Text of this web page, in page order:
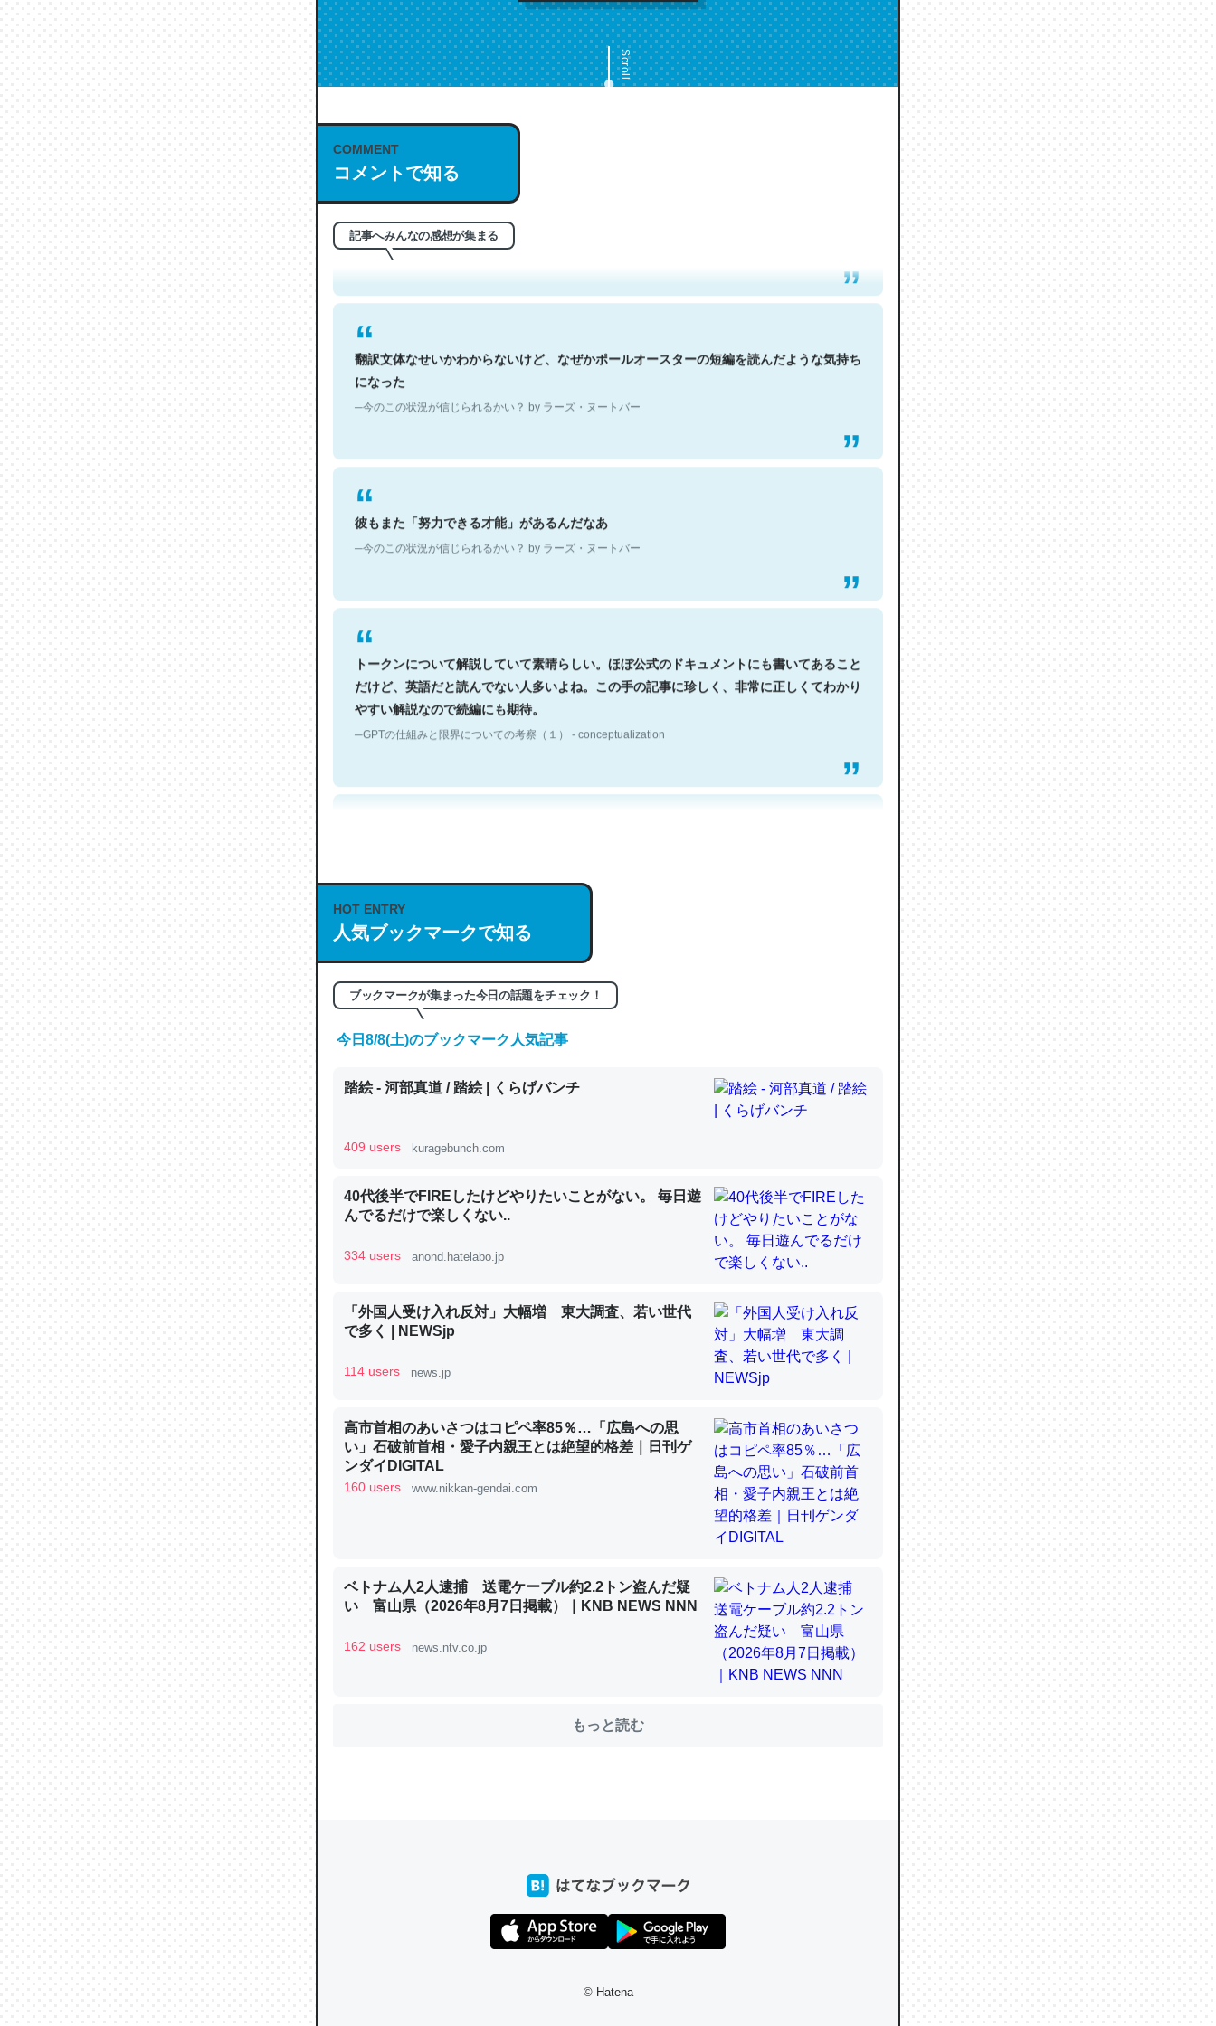
Scroll
COMMENT
コメントで知る
記事へみんなの感想が集まる
これは名文。彼はとてもクレバーなんだろうなと凄く思う。英語少しでも読める人は原文
もお勧め。自分はこの流れ好き。Let’s Fucking Go. Then Covid hit. Shit.
─今のこの状況が信じられるかい？ by ラーズ・ヌートバー
翻訳文体なせいかわからないけど、なぜかポールオースターの短編を読んだような気持ち
になった
─今のこの状況が信じられるかい？ by ラーズ・ヌートバー
彼もまた「努力できる才能」があるんだなあ
─今のこの状況が信じられるかい？ by ラーズ・ヌートバー
トークンについて解説していて素晴らしい。ほぼ公式のドキュメントにも書いてあること
だけど、英語だと読んでない人多いよね。この手の記事に珍しく、非常に正しくてわかり
やすい解説なので続編にも期待。
─GPTの仕組みと限界についての考察（１） - conceptualization
─GPTの仕組みと限界についての考察（１） - conceptualization
これは良記事。32768トークンだと英語小説100ページ分くらい。小説でいう「ずっと前
の伏線」は回収されないけど、短期記憶というには多い分量。進化すればするほど分かり
やすく強くなりそう
昆虫ってカルシウム少ないのか。知らんかった。調べたらコオロギのカルシウム分はエビ
の600分の1程度。
─ニュース :: 【研究発表】昆虫学の大問題＝「昆虫はなぜ海にいないのか」に関する新仮説
論文では「淡水はカルシウムも酸素も不足してて両方に不利だから両方が拮抗してるので
は」とあって面白い。海にいる鋏角類（カブトガニ・ウミグモ）はカルシウムを使わずキ
─ニュース :: 【研究発表】昆虫学の大問題＝「昆虫はなぜ海にいないのか」に関する新仮説
これを元に考えるとカルシウムを大量に使う脊椎動物と貝類は苦労してるんだな…。腹足
─ニュース :: 【研究発表】昆虫学の大問題＝「昆虫はなぜ海にいないのか」に関する新仮説
中。あと、Googleマップで位置情報を共有してる。電池残量や充電中かが分かるのでこ
ちょうど同じ理由でEcho Show 8を設定中でした。PrimeとかSpotifyを支払う孝行もで
きる。一生で親と会える残り時間を日数にすると1週間とかの人が多いそうだけど、それ
を実質100倍以上に伸ばす効果があるはず……
HOT ENTRY
人気ブックマークで知る
ブックマークが集まった今日の話題をチェック！
今日8/8(土)のブックマーク人気記事
踏絵 - 河部真道 / 踏絵 | くらげバンチ
409 users kuragebunch.com
40代後半でFIREしたけどやりたいことがない。 毎日遊
んでるだけで楽しくない..
334 users anond.hatelabo.jp
「外国人受け入れ反対」大幅増 東大調査、若い世代
で多く | NEWSjp
114 users news.jp
高市首相のあいさつはコピペ率85％…「広島への思
い」石破前首相・愛子内親王とは絶望的格差｜日刊ゲ
ンダイDIGITAL
160 users www.nikkan-gendai.com
ベトナム人2人逮捕 送電ケーブル約2.2トン盗んだ疑
い 富山県（2026年8月7日掲載）｜KNB NEWS NNN
162 users news.ntv.co.jp
もっと読む
© Hatena